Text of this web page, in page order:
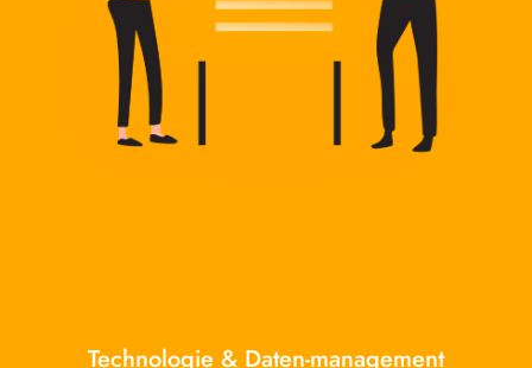
Technologie & Daten-management